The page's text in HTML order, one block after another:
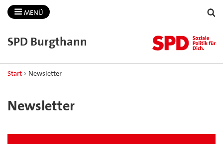
MENÜ
SPD Burgthann
Start › Newsletter
Newsletter